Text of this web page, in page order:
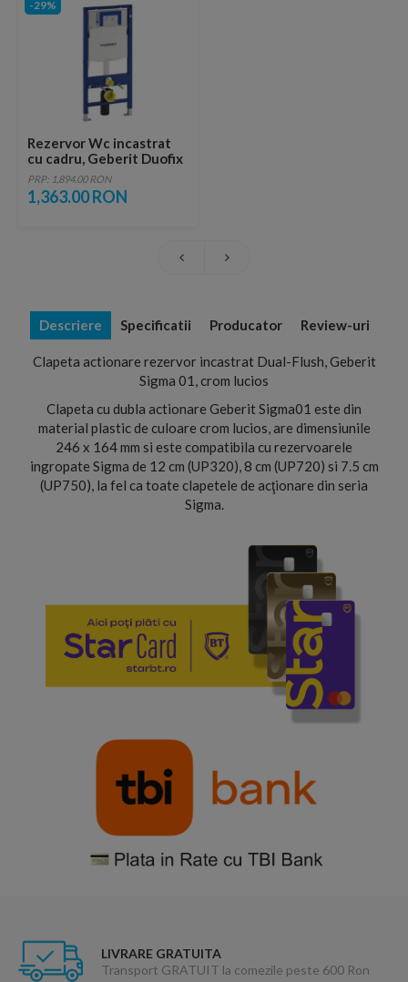
-29%
Rezervor Wc incastrat
cu cadru, Geberit Duofix
Sigma UP320,
50x12xH112 cm
PRP: 1,894.00 RON
1,363.00 RON
Descriere Specificatii Producator Review-uri
Clapeta actionare rezervor incastrat Dual-Flush, Geberit
Sigma 01, crom lucios
Clapeta cu dubla actionare Geberit Sigma01 este din
material plastic de culoare crom lucios, are dimensiunile
246 x 164 mm si este compatibila cu rezervoarele
ingropate Sigma de 12 cm (UP320), 8 cm (UP720) si 7.5 cm
(UP750), la fel ca toate clapetele de acţionare din seria
Sigma.
LIVRARE GRATUITA
Transport GRATUIT la comezile peste 600 Ron